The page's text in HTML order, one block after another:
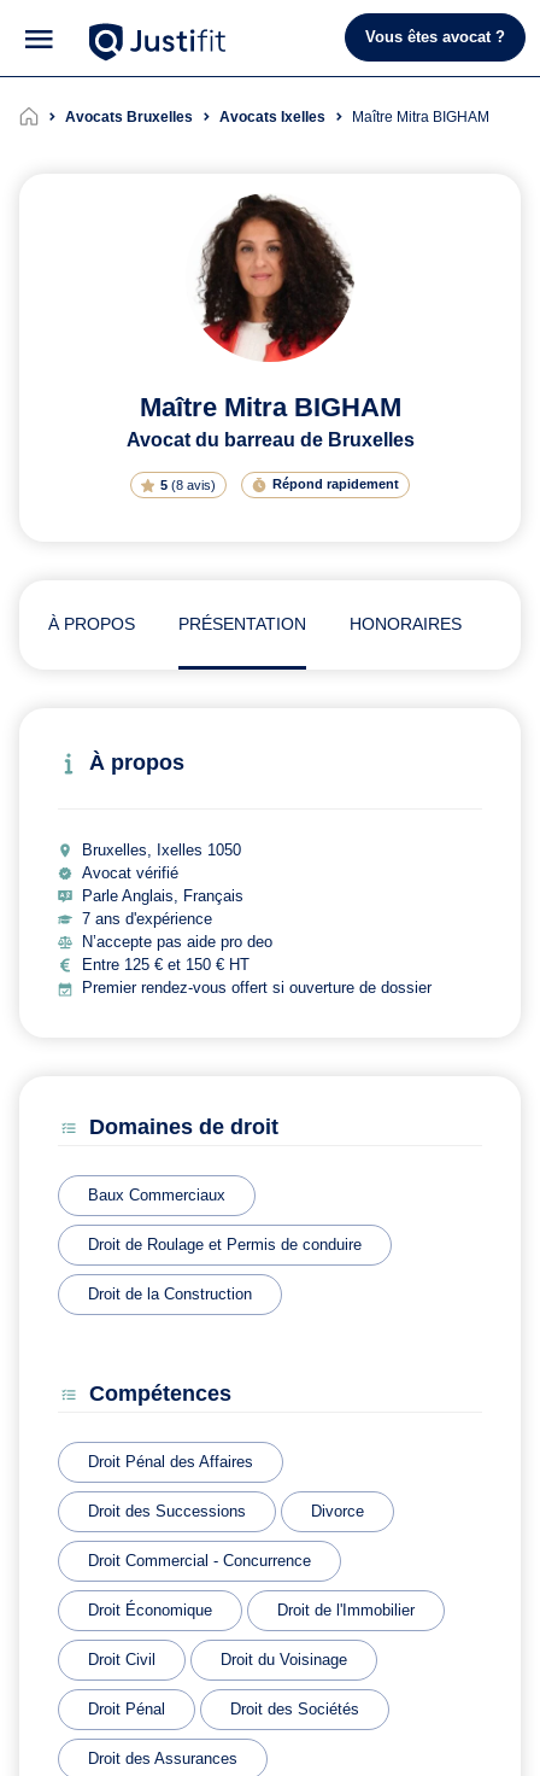
Vous êtes avocat ?
Avocats Bruxelles Avocats Ixelles Maître Mitra BIGHAM
Maître Mitra BIGHAM
Avocat du barreau de Bruxelles
5(8 avis) Répond rapidement
À PROPOS PRÉSENTATION HONORAIRES
À propos
Bruxelles, Ixelles 1050
Avocat vérifié
Parle Anglais, Français
7 ans d'expérience
N’accepte pas aide pro deo
Entre 125 € et 150 € HT
Premier rendez-vous offert si ouverture de dossier
Domaines de droit
Baux Commerciaux
Droit de Roulage et Permis de conduire
Droit de la Construction
Compétences
Droit Pénal des Affaires
Droit des Successions Divorce
Droit Commercial - Concurrence
Droit Économique Droit de l'Immobilier
Droit Civil Droit du Voisinage
Droit Pénal Droit des Sociétés
Droit des Assurances